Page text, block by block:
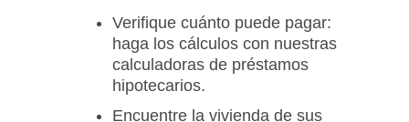
Verifique cuánto puede pagar:
haga los cálculos con nuestras
calculadoras de préstamos
hipotecarios.
Encuentre la vivienda de sus